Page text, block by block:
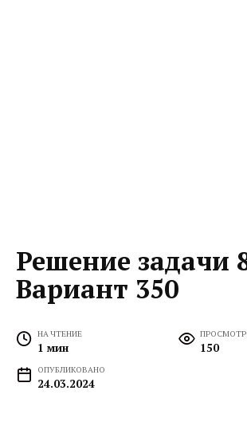
Решение задачи
Вариант 350
НА ЧТЕНИЕ
1 мин 150
ОПУБЛИКОВАНО
24.03.2024